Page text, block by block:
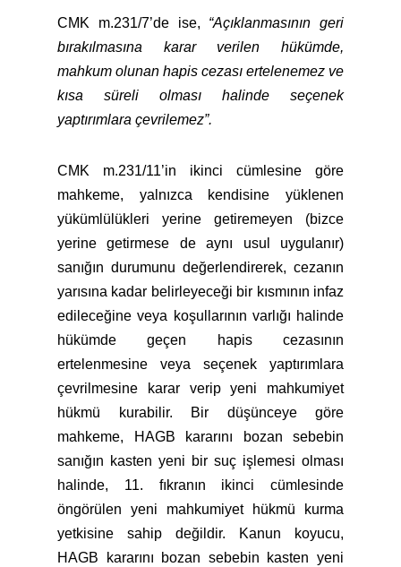
CMK m.231/7’de ise, “Açıklanmasının geri
bırakılmasına karar verilen hükümde,
mahkum olunan hapis cezası ertelenemez ve
kısa süreli olması halinde seçenek
yaptırımlara çevrilemez”.
CMK m.231/11’in ikinci cümlesine göre
mahkeme, yalnızca kendisine yüklenen
yükümlülükleri yerine getiremeyen (bizce
yerine getirmese de aynı usul uygulanır)
sanığın durumunu değerlendirerek, cezanın
yarısına kadar belirleyeceği bir kısmının infaz
edileceğine veya koşullarının varlığı halinde
hükümde geçen hapis cezasının
ertelenmesine veya seçenek yaptırımlara
çevrilmesine karar verip yeni mahkumiyet
hükmü kurabilir. Bir düşünceye göre
mahkeme, HAGB kararını bozan sebebin
sanığın kasten yeni bir suç işlemesi olması
halinde, 11. fıkranın ikinci cümlesinde
öngörülen yeni mahkumiyet hükmü kurma
yetkisine sahip değildir. Kanun koyucu,
HAGB kararını bozan sebebin kasten yeni